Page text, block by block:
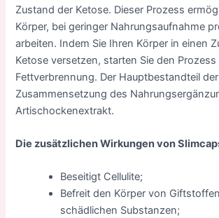
Zustand der Ketose. Dieser Prozess
Körper, bei geringer Nahrungsaufnahme
arbeiten. Indem Sie Ihren Körper in einen
Ketose versetzen, starten Sie den
Fettverbrennung. Der Hauptbestandteil der
Zusammensetzung des
Artischockenextrakt.
Die zusätzlichen Wirkungen von
Beseitigt Cellulite;
Befreit den Körper von
schädlichen Substanzen;